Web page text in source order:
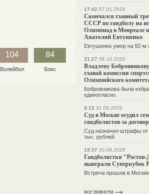
104
Волейбол
84
Бокс
17:4207.01.2026
Скончался главный
СССР по гандболу на
Олимпиад в Монреале
Анатолий Евтушенко
Евтушенко умер на 92-м
21:2708.10.2025
Владлену
главой комиссии
Олимпийского
Бобровникова была
единогласно.
8:1231.08.2025
Суд в Москве осудил
гандболистов за
Суд назначил штрафы от
тыс. рублей.
19:3730.08.2025
Гандболистки
выиграли Суперкубок
Встреча прошла в
все новости